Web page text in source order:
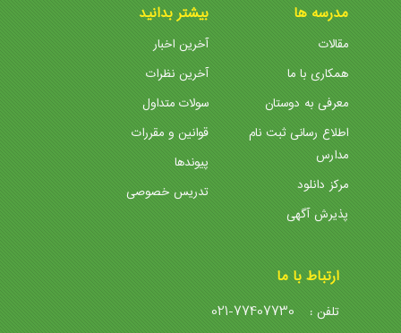
مدرسه ها
مقالات
همکاری با ما
معرفی به دوستان
اطلاع رسانی ثبت نام
مدارس
مرکز دانلود
پذیرش آگهی
بیشتر بدانید
آخرین اخبار
آخرین نظرات
سولات متداول
قوانین و مقررات
پیوندها
تدریس خصوصی
ارتباط با ما
تلفن : 021-77407730